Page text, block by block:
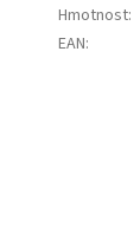
Hmotnost:
EAN: